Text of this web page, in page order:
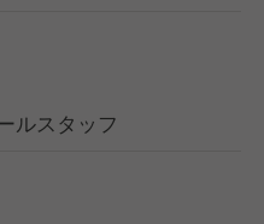
ルスタッフ